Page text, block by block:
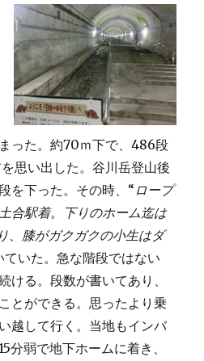
った。約70ｍ下で、486段
思い出した。谷川岳登山後
を下った。その時、“ ロープ
合駅着。下りのホーム迄は
、膝がガクガクの小生はダ
ていた。急な階段ではない
ける。段数が書いてあり、
とができる。思ったより乗
越して行く。当地もインバ
分弱で地下ホームに着き、